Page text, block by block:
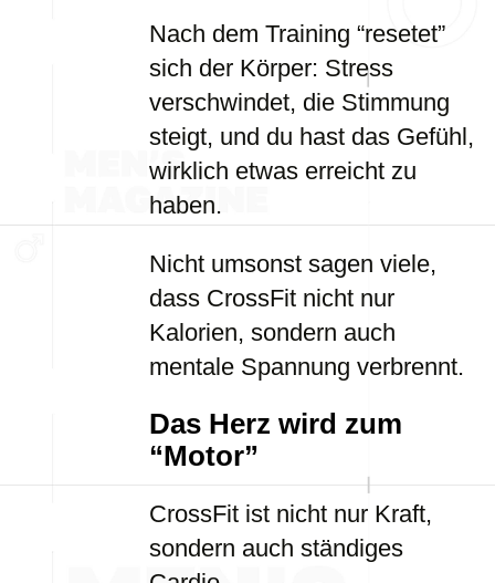
Nach dem Training “resetet”
sich der Körper: Stress
verschwindet, die Stimmung
steigt, und du hast das Gefühl,
wirklich etwas erreicht zu
haben.
Nicht umsonst sagen viele,
dass CrossFit nicht nur
Kalorien, sondern auch
mentale Spannung verbrennt.
Das Herz wird zum
“Motor”
CrossFit ist nicht nur Kraft,
sondern auch ständiges